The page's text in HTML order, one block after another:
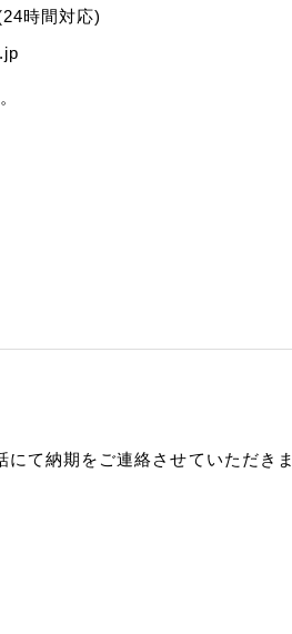
時間対応)
て納期をご連絡させていただきま